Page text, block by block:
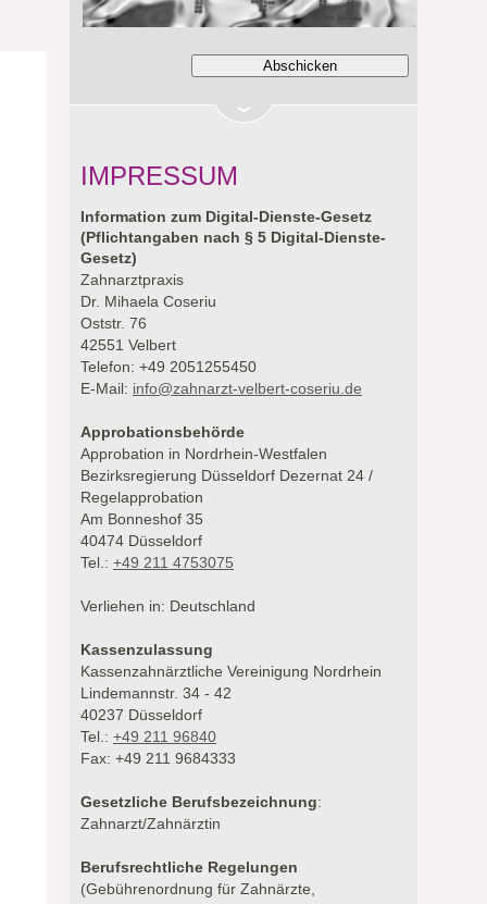
IMPRESSUM
Information zum Digital-Dienste-Gesetz
(Pflichtangaben nach § 5 Digital-Dienste-
Gesetz)
Zahnarztpraxis
Dr. Mihaela Coseriu
Oststr. 76
42551 Velbert
Telefon: +49 2051255450
E-Mail: info@zahnarzt-velbert-coseriu.de
Approbationsbehörde
Approbation in Nordrhein-Westfalen
Bezirksregierung Düsseldorf Dezernat 24 /
Regelapprobation
Am Bonneshof 35
40474 Düsseldorf
Tel.: +49 211 4753075
Verliehen in: Deutschland
Kassenzulassung
Kassenzahnärztliche Vereinigung Nordrhein
Lindemannstr. 34 - 42
40237 Düsseldorf
Tel.: +49 211 96840
Fax: +49 211 9684333
Gesetzliche Berufsbezeichnung:
Zahnarzt/Zahnärztin
Berufsrechtliche Regelungen
(Gebührenordnung für Zahnärzte,